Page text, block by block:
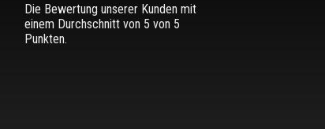
Die Bewertung unserer Kunden mit
einem Durchschnitt von 5 von 5
Punkten.